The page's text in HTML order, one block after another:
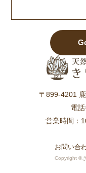
〒899-4201
電話
営業時間：
お問い合
Copyright ©